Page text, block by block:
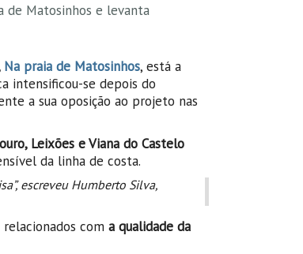
de Matosinhos e levanta
Na praia de Matosinhos, está a
intensificou-se depois do
a sua oposição ao projeto nas
Leixões e Viana do Castelo
da linha de costa.
escreveu Humberto Silva,
com a qualidade da